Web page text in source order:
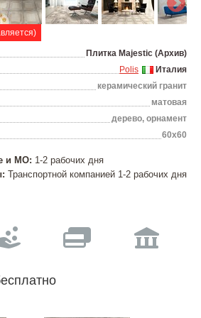
Плитка Majestic (Архив)
Италия
Polis
керамический гранит
матовая
дерево, орнамент
60х60
и МО: 1-2 рабочих дня
Транспортной компанией 1-2 рабочих дня